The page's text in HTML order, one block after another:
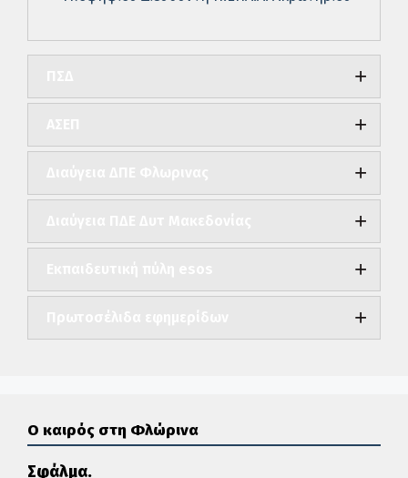
Ο καιρός στη Φλώρινα
Σφάλμα.